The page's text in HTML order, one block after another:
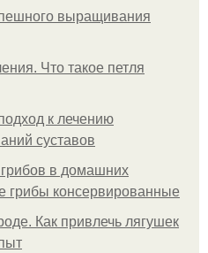
выращивания
Что такое петля
к лечению
суставов
в домашних
грибы консервированные
Как привлечь лягушек